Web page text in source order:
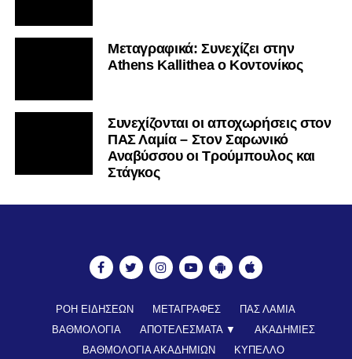
Mεταγραφικά: Συνεχίζει στην
Athens Kallithea ο Κοντονίκος
Συνεχίζονται οι αποχωρήσεις στον
ΠΑΣ Λαμία – Στον Σαρωνικό
Αναβύσσου οι Τρούμπουλος και
Στάγκος
ΡΟΗ ΕΙΔΗΣΕΩΝ ΜΕΤΑΓΡΑΦΕΣ
ΠΑΣ ΛΑΜΙΑ
ΒΑΘΜΟΛΟΓΙΑ
ΑΠΟΤΕΛΕΣΜΑΤΑ ▼
ΑΚΑΔΗΜΙΕΣ
ΒΑΘΜΟΛΟΓΙΑ ΑΚΑΔΗΜΙΩΝ
ΚΥΠΕΛΛΟ